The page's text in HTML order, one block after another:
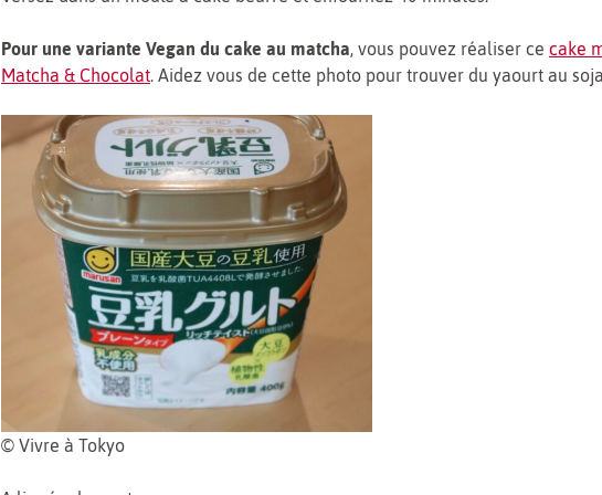
Pour une variante Vegan du cake au matcha, vous pouvez réaliser ce cake
Matcha & Chocolat. Aidez vous de cette photo pour trouver du yaourt au
© Vivre à Tokyo